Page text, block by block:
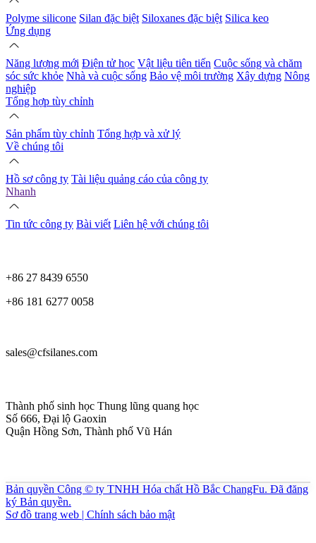
Polyme silicone Silan đặc biệt Siloxanes đặc biệt Silica keo
Ứng dụng
Năng lượng mới Điện tử học Vật liệu tiên tiến Cuộc sống và chăm
sóc sức khỏe Nhà và cuộc sống Bảo vệ môi trường Xây dựng Nông
nghiệp
Tổng hợp tùy chỉnh
Sản phẩm tùy chỉnh Tổng hợp và xử lý
Về chúng tôi
Hồ sơ công ty Tài liệu quảng cáo của công ty
Nhanh
Tin tức công ty Bài viết Liên hệ với chúng tôi
+86 27 8439 6550
+86 181 6277 0058
sales@cfsilanes.com
Thành phố sinh học Thung lũng quang học
Số 666, Đại lộ Gaoxin
Quận Hồng Sơn, Thành phố Vũ Hán
Bản quyền Công © ty TNHH Hóa chất Hồ Bắc ChangFu. Đã đăng
ký Bản quyền.
Sơ đồ trang web | Chính sách bảo mật